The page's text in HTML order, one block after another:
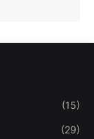
(15)
(29)